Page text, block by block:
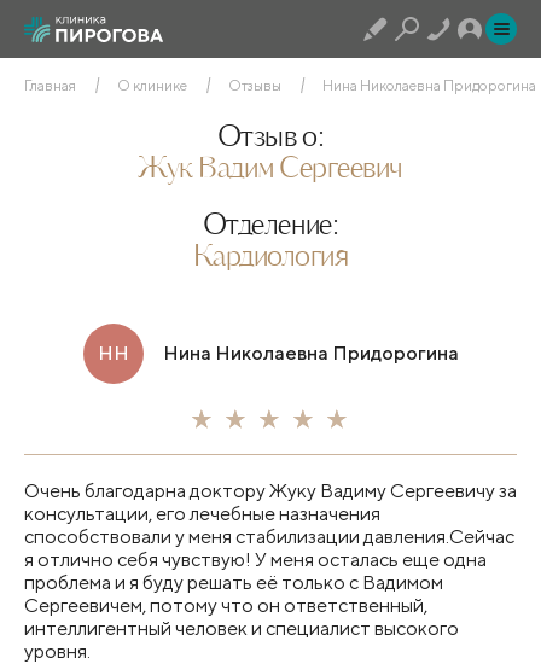
Главная О клинике Отзывы Нина Николаевна Придорогина
Отзыв о:
Жук Вадим Сергеевич
Отделение:
Кардиология
НН Нина Николаевна Придорогина
Очень благодарна доктору Жуку Вадиму Сергеевичу за
консультации, его лечебные назначения
способствовали у меня стабилизации давления.Сейчас
я отлично себя чувствую! У меня осталась еще одна
проблема и я буду решать её только с Вадимом
Сергеевичем, потому что он ответственный,
интеллигентный человек и специалист высокого
уровня.